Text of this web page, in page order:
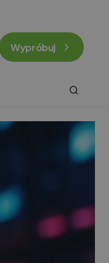
Wypróbuj